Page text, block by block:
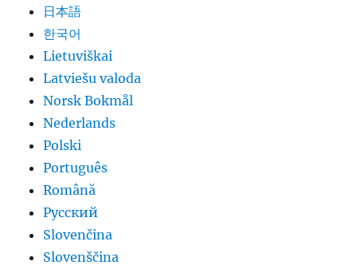
日本語
한국어
Lietuviškai
Latviešu valoda
Norsk Bokmål
Nederlands
Polski
Português
Română
Русский
Slovenčina
Slovenščina